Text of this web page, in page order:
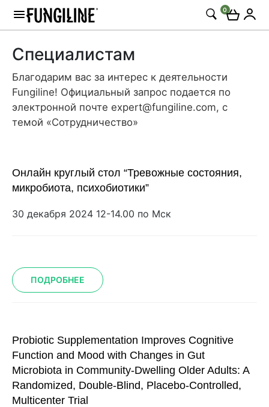
0
Специалистам
Благодарим вас за интерес к деятельности
Fungiline! Официальный запрос подается по
электронной почте expert@fungiline.com, с
темой «Сотрудничество»
Онлайн круглый стол “Тревожные состояния,
микробиота, психобиотики”
30 декабря 2024 12-14.00 по Мск
ПОДРОБНЕЕ
Probiotic Supplementation Improves Cognitive
Function and Mood with Changes in Gut
Microbiota in Community-Dwelling Older Adults: A
Randomized, Double-Blind, Placebo-Controlled,
Multicenter Trial